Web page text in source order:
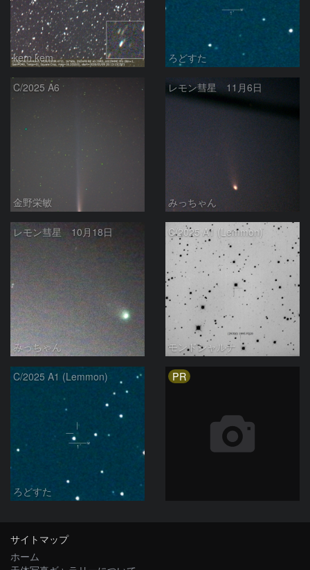
kem.kem ろどすた
C/2025 A6
金野栄敏
レモン彗星 11月6日
みっちゃん
レモン彗星 10月18日
みっちゃん
C/2025 A1 (Lemmon)
モンドシャルナ
C/2025 A1 (Lemmon)
ろどすた
PR
サイトマップ
ホーム